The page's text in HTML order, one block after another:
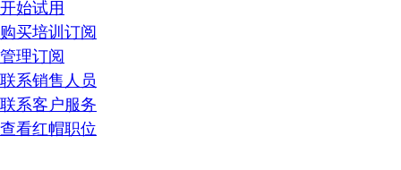
开始试用
购买培训订阅
管理订阅
联系销售人员
联系客户服务
查看红帽职位